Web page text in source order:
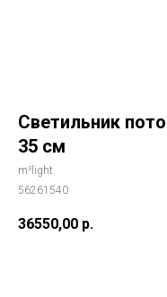
Светильник
35 см
m³light
56261540
36550,00 р.